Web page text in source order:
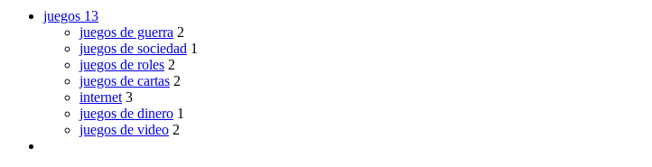
juegos 13
juegos de guerra 2
juegos de sociedad 1
juegos de roles 2
juegos de cartas 2
internet 3
juegos de dinero 1
juegos de video 2